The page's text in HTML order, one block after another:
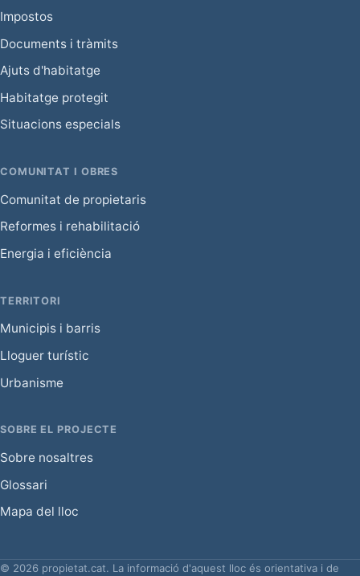
Impostos
Documents i tràmits
Ajuts d'habitatge
Habitatge protegit
Situacions especials
COMUNITAT I OBRES
Comunitat de propietaris
Reformes i rehabilitació
Energia i eficiència
TERRITORI
Municipis i barris
Lloguer turístic
Urbanisme
SOBRE EL PROJECTE
Sobre nosaltres
Glossari
Mapa del lloc
© 2026 propietat.cat. La informació d'aquest lloc és orientativa i de